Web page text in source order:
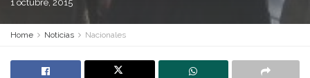
1 octubre, 2015
Home Noticias Nacionales